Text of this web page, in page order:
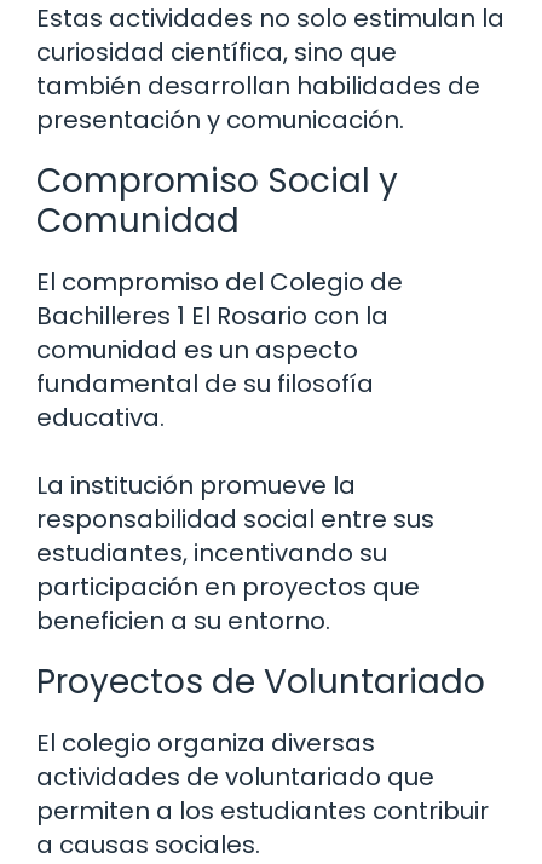
Estas actividades no solo estimulan la
curiosidad científica, sino que
también desarrollan habilidades de
presentación y comunicación.
Compromiso Social y
Comunidad
El compromiso del Colegio de
Bachilleres 1 El Rosario con la
comunidad es un aspecto
fundamental de su filosofía
educativa.
La institución promueve la
responsabilidad social entre sus
estudiantes, incentivando su
participación en proyectos que
beneficien a su entorno.
Proyectos de Voluntariado
El colegio organiza diversas
actividades de voluntariado que
permiten a los estudiantes contribuir
a causas sociales.